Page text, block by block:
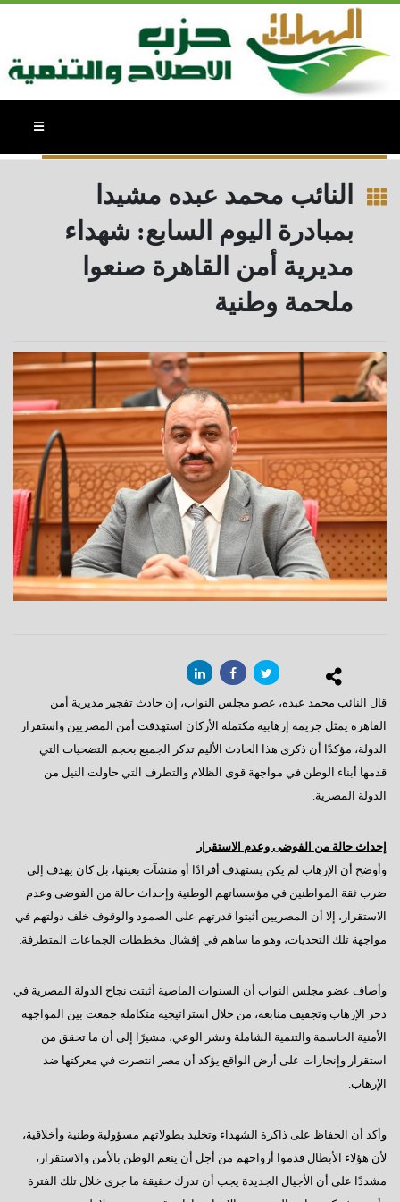
النائب / محمد عبده - بيانات وتصريحات
النائب محمد عبده مشيدا
بمبادرة اليوم السابع: شهداء
مديرية أمن القاهرة صنعوا
ملحمة وطنية
قال النائب محمد عبده، عضو مجلس النواب، إن حادث تفجير مديرية أمن
القاهرة يمثل جريمة إرهابية مكتملة الأركان استهدفت أمن المصريين واستقرار
الدولة، مؤكدًا أن ذكرى هذا الحادث الأليم تذكر الجميع بحجم التضحيات التي
قدمها أبناء الوطن في مواجهة قوى الظلام والتطرف التي حاولت النيل من
الدولة المصرية.
إحداث حالة من الفوضى وعدم الاستقرار
وأوضح أن الإرهاب لم يكن يستهدف أفرادًا أو منشآت بعينها، بل كان يهدف إلى
ضرب ثقة المواطنين في مؤسساتهم الوطنية وإحداث حالة من الفوضى وعدم
الاستقرار، إلا أن المصريين أثبتوا قدرتهم على الصمود والوقوف خلف دولتهم في
مواجهة تلك التحديات، وهو ما ساهم في إفشال مخططات الجماعات المتطرفة.
وأضاف عضو مجلس النواب أن السنوات الماضية أثبتت نجاح الدولة المصرية في
دحر الإرهاب وتجفيف منابعه، من خلال استراتيجية متكاملة جمعت بين المواجهة
الأمنية الحاسمة والتنمية الشاملة ونشر الوعي، مشيرًا إلى أن ما تحقق من
استقرار وإنجازات على أرض الواقع يؤكد أن مصر انتصرت في معركتها ضد
الإرهاب.
وأكد أن الحفاظ على ذاكرة الشهداء وتخليد بطولاتهم مسؤولية وطنية وأخلاقية،
لأن هؤلاء الأبطال قدموا أرواحهم من أجل أن ينعم الوطن بالأمن والاستقرار،
مشددًا على أن الأجيال الجديدة يجب أن تدرك حقيقة ما جرى خلال تلك الفترة